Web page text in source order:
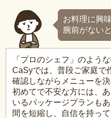
お料理に興
腕前がない
「プロのシェフ」のよう
CaSyでは、普段ご家庭で
確認しながらメニューを決
初めてで不安な方には、
いるパッケージプランも
間を短縮し、自信を持っ